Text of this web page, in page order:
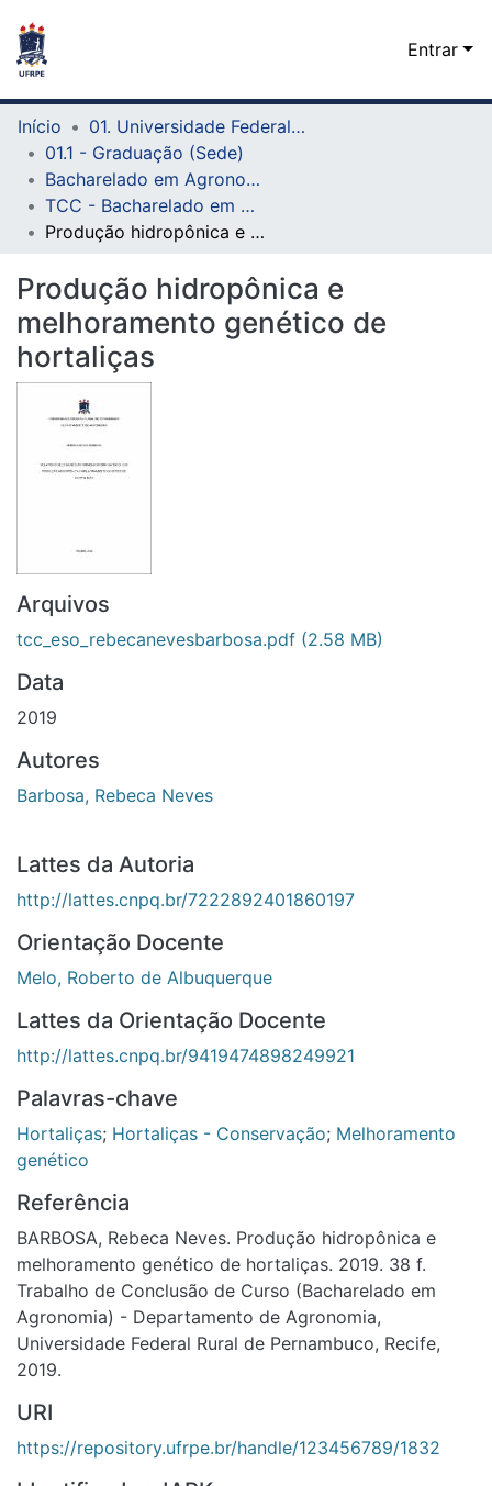
Entrar
Início
01. Universidade Federal Rural de Pernambuco - UFRPE (Sede)
01.1 - Graduação (Sede)
TCC - Bacharelado em Agronomia (Sede)
Produção hidropônica e melhoramento genético de hortaliças
melhoramento genético de
hortaliças
Arquivos
tcc_eso_rebecanevesbarbosa.pdf
Data
2019
Autores
Barbosa, Rebeca Neves
http://lattes.cnpq.br/7222892401860197
Orientação Docente
Melo, Roberto de Albuquerque
Lattes da Orientação Docente
http://lattes.cnpq.br/9419474898249921
Palavras-chave
Hortaliças;Hortaliças - Conservação
genético
Referência
BARBOSA, Rebeca Neves. Produção hidropônica e
melhoramento genético de hortaliças. 2019. 38 f. Trabalho
de Conclusão de Curso (Bacharelado em Agronomia) -
Departamento de Agronomia, Universidade Federal Rural de
Pernambuco, Recife, 2019.
URI
Identificador dARK